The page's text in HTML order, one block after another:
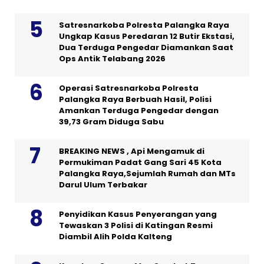
Satresnarkoba Polresta Palangka Raya
Ungkap Kasus Peredaran 12 Butir Ekstasi,
Dua Terduga Pengedar Diamankan Saat
Ops Antik Telabang 2026
Operasi Satresnarkoba Polresta
Palangka Raya Berbuah Hasil, Polisi
Amankan Terduga Pengedar dengan
39,73 Gram Diduga Sabu
BREAKING NEWS , Api Mengamuk di
Permukiman Padat Gang Sari 45 Kota
Palangka Raya,Sejumlah Rumah dan MTs
Darul Ulum Terbakar
Penyidikan Kasus Penyerangan yang
Tewaskan 3 Polisi di Katingan Resmi
Diambil Alih Polda Kalteng